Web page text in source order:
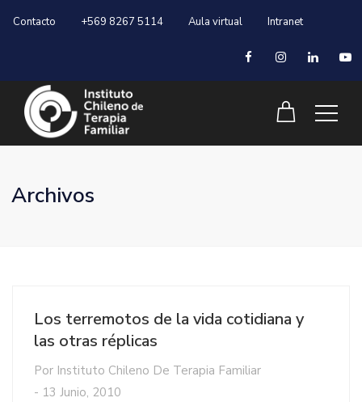
Contacto +569 8267 5114 Aula virtual Intranet
Archivos
Los terremotos de la vida cotidiana y
las otras réplicas
Por Instituto Chileno De Terapia Familiar
- 13 Junio, 2010